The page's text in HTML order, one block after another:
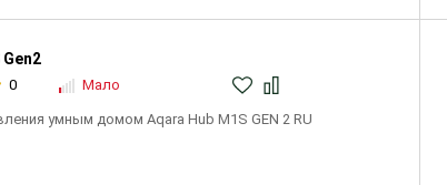
0 Мало
умным домом Aqara Hub M1S GEN 2 RU